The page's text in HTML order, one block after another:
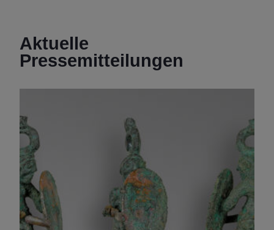
Aktuelle
Pressemitteilungen